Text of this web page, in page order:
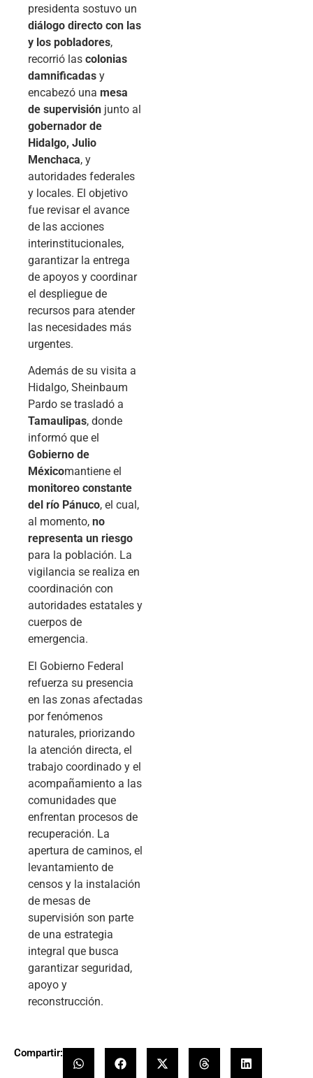
presidenta sostuvo un
diálogo directo con las
y los pobladores,
recorrió las colonias
damnificadas y
encabezó una mesa
de supervisión junto al
gobernador de
Hidalgo, Julio
Menchaca, y
autoridades federales
y locales. El objetivo
fue revisar el avance
de las acciones
interinstitucionales,
garantizar la entrega
de apoyos y coordinar
el despliegue de
recursos para atender
las necesidades más
urgentes.
Además de su visita a
Hidalgo, Sheinbaum
Pardo se trasladó a
Tamaulipas, donde
informó que el
Gobierno de
Méxicomantiene el
monitoreo constante
del río Pánuco, el cual,
al momento, no
representa un riesgo
para la población. La
vigilancia se realiza en
coordinación con
autoridades estatales y
cuerpos de
emergencia.
El Gobierno Federal
refuerza su presencia
en las zonas afectadas
por fenómenos
naturales, priorizando
la atención directa, el
trabajo coordinado y el
acompañamiento a las
comunidades que
enfrentan procesos de
recuperación. La
apertura de caminos, el
levantamiento de
censos y la instalación
de mesas de
supervisión son parte
de una estrategia
integral que busca
garantizar seguridad,
apoyo y
reconstrucción.
Compartir: